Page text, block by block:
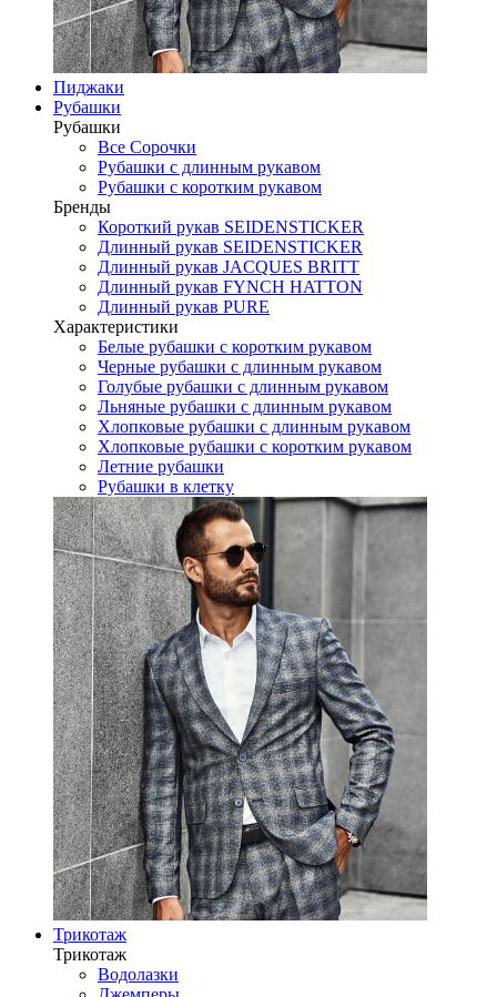
Пиджаки
Рубашки
Рубашки
Все Сорочки
Рубашки с длинным рукавом
Рубашки с коротким рукавом
Бренды
Короткий рукав SEIDENSTICKER
Длинный рукав SEIDENSTICKER
Длинный рукав JAСQUES BRITT
Длинный рукав FYNCH HATTON
Длинный рукав PURE
Характеристики
Белые рубашки с коротким рукавом
Черные рубашки с длинным рукавом
Голубые рубашки с длинным рукавом
Льняные рубашки с длинным рукавом
Хлопковые рубашки с длинным рукавом
Хлопковые рубашки с коротким рукавом
Летние рубашки
Рубашки в клетку
Трикотаж
Трикотаж
Водолазки